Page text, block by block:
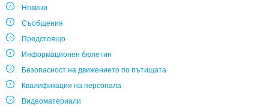
Новини
Съобщения
Предстоящо
Информационен бюлетин
Безопасност на движението по пътищата
Квалификация на персонала
Видеоматериали